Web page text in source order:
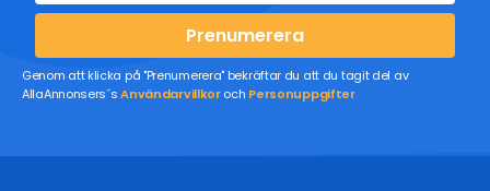
Prenumerera
Genom att klicka på "Prenumerera" bekräftar du att du tagit del av
AllaAnnonsers´sAnvändarvillkoroch Personuppgifter